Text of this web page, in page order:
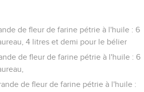
de fleur de farine pétrie à l'huile : 6
4 litres et demi pour le bélier
de fleur de farine pétrie à l'huile : 6
de fleur de farine pétrie à l'huile :